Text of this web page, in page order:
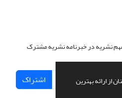
از ارائه بهترین
مهم نشریه در خبرنامه نشریه مشترک
اشتراک